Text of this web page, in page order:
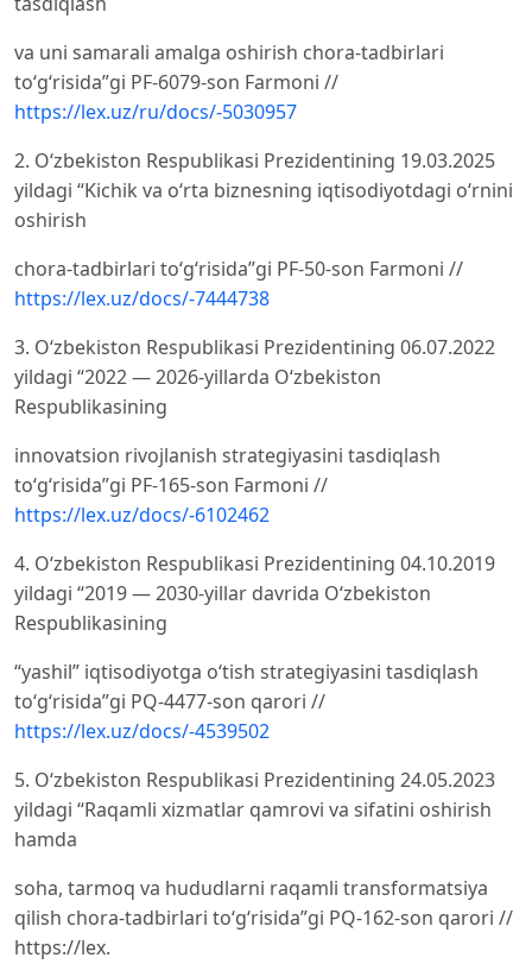
va uni samarali amalga oshirish chora-tadbirlari
toʻgʻrisida”gi PF-6079-son Farmoni //
https://lex.uz/ru/docs/-5030957
2. O‘zbekiston Respublikasi Prezidentining 19.03.2025
yildagi “Kichik va oʻrta biznesning iqtisodiyotdagi oʻrnini
oshirish
chora-tadbirlari toʻgʻrisida”gi PF-50-son Farmoni //
https://lex.uz/docs/-7444738
3. O‘zbekiston Respublikasi Prezidentining 06.07.2022
yildagi “2022 — 2026-yillarda Oʻzbekiston
Respublikasining
innovatsion rivojlanish strategiyasini tasdiqlash
toʻgʻrisida”gi PF-165-son Farmoni //
https://lex.uz/docs/-6102462
4. O‘zbekiston Respublikasi Prezidentining 04.10.2019
yildagi “2019 — 2030-yillar davrida Oʻzbekiston
Respublikasining
“yashil” iqtisodiyotga oʻtish strategiyasini tasdiqlash
toʻgʻrisida”gi PQ-4477-son qarori //
https://lex.uz/docs/-4539502
5. O‘zbekiston Respublikasi Prezidentining 24.05.2023
yildagi “Raqamli xizmatlar qamrovi va sifatini oshirish
hamda
soha, tarmoq va hududlarni raqamli transformatsiya
qilish chora-tadbirlari toʻgʻrisida”gi PQ-162-son qarori //
https://lex.